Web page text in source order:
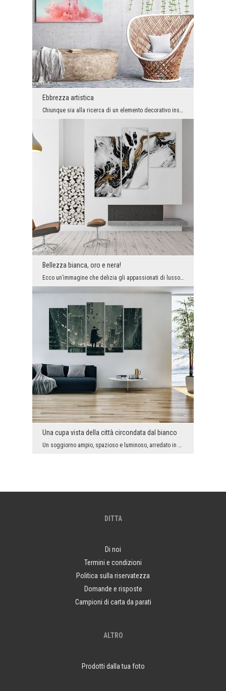
Ebbrezza artistica
Chiunque sia alla ricerca di un elemento decorativo insolito nel proprio interno, lo ha trovato o...
Bellezza bianca, oro e nera!
Ecco un’immagine che delizia gli appassionati di lusso, bellezza e design. Il trittico, che non p...
Una cupa vista della città circondata dal bianco
Un soggiorno ampio, spazioso e luminoso, arredato in uno stile molto minimalista. Un tale spazio ...
DITTA
Di noi
Termini e condizioni
Politica sulla riservatezza
Domande e risposte
Campioni di carta da parati
ALTRO
Prodotti dalla tua foto